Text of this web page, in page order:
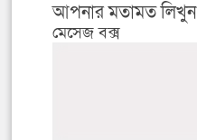
আপনার মতামত লিখুন
মেসেজ বক্স